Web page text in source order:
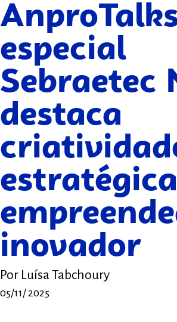
especial
Sebraetec
destaca
inovador
Por Luísa Tabchoury
05/11/ 2025